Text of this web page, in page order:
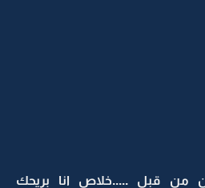
من قبل .....خلاص انا بريحك